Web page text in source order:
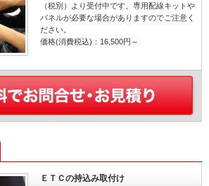
（税別）より受付中です。専用配線キットや
パネルが必要な場合がありますのでご注意く
ださい。
価格(消費税込)：16,500円～
ＥＴＣの持込み取付け